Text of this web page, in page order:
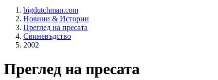
bigdutchman.com
Новини & Истории
Преглед на пресата
Свиневъдство
2002
Преглед на пресата